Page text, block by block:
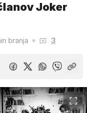
Joker
branja 3